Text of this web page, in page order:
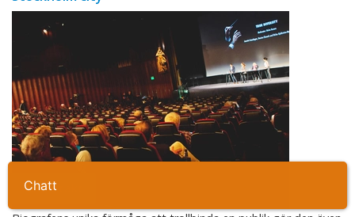
Ta kontakt